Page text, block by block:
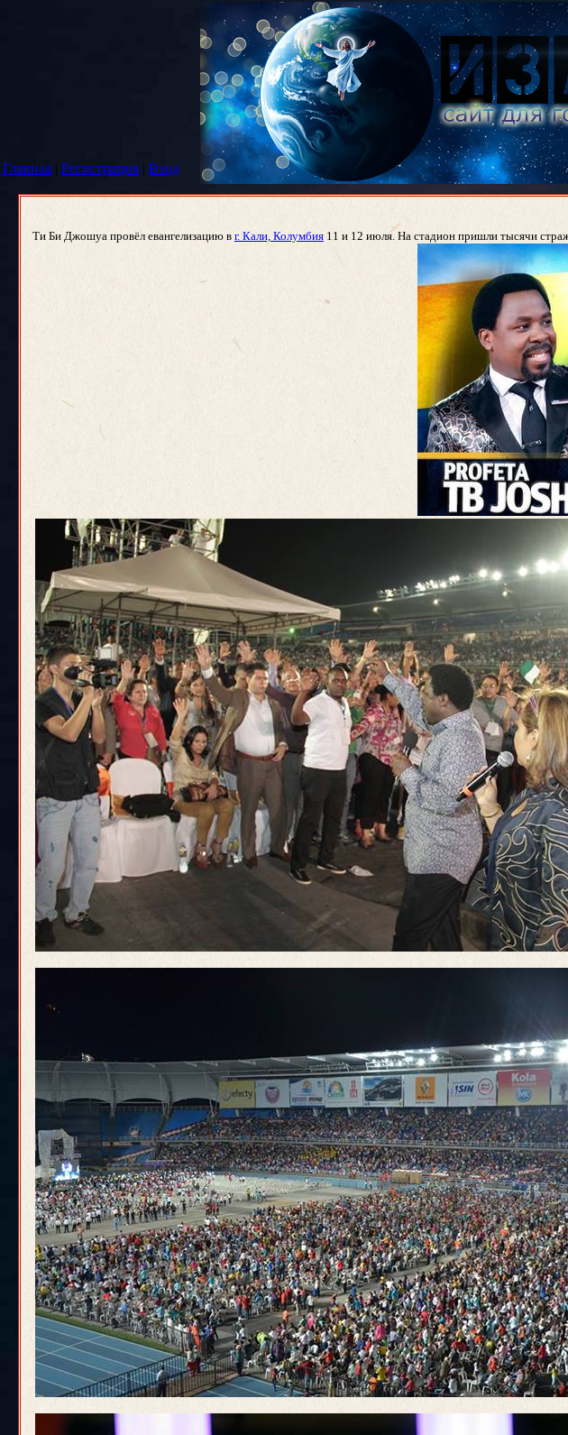
Главная | Регистрация | Вход
Ти Би Джошуа провёл евангелизацию в г. Кали, Колумбия 11 и 12 июля. На стадион пришли тысячи